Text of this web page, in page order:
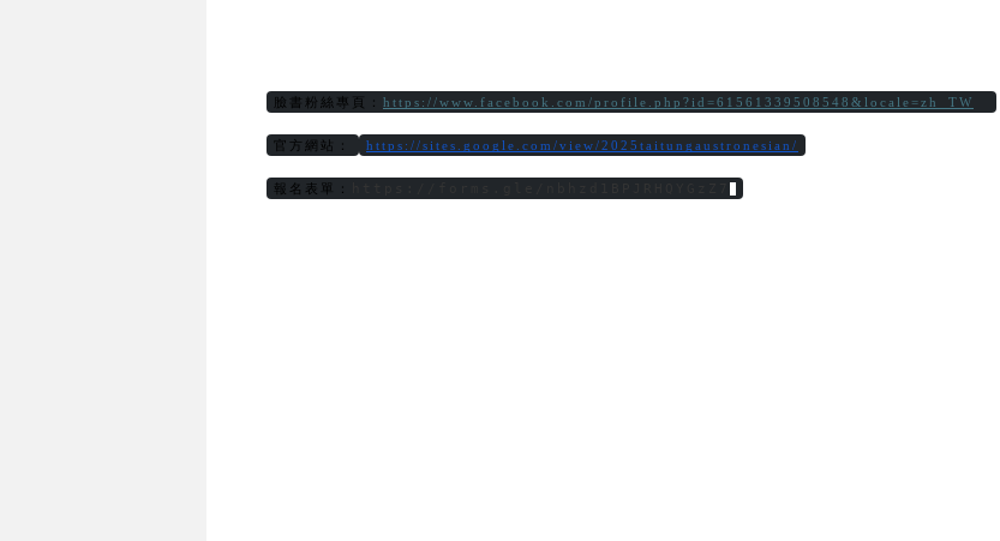
臉書粉絲專頁： https://www.facebook.com/profile.php?id=61561339508548&locale=zh_TW
官方網站： https://sites.google.com/view/2025taitungaustronesian/
報名表單：